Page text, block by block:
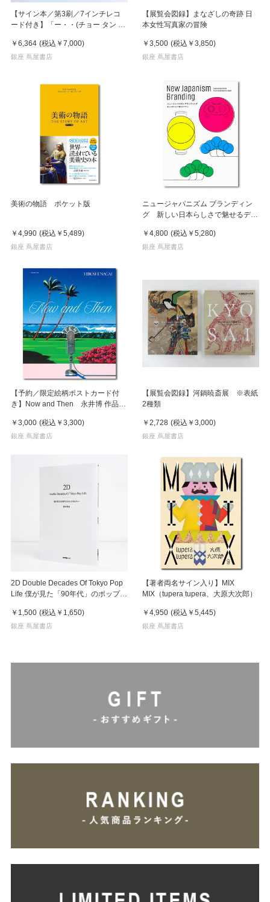
【サイン本／第3刷／7インチレコ
ード付き】「ー・・(チョー タン タ
￥6,364 (税込 ￥7,000)
銀座 蔦屋書店
【展覧会図録】まなざしの奇跡 日
本女性写真家の冒険
￥3,500 (税込 ￥3,850)
銀座 蔦屋書店
美術の物語 ポケット版
￥4,990 (税込 ￥5,489)
銀座 蔦屋書店
ニュージャパニズム ブランディン
グ 新しい日本らしさで魅せるデザ
￥4,800 (税込 ￥5,280)
銀座 蔦屋書店
【予約／限定絵柄ポストカード付
き】Now and Then 永井博 作品
￥3,000 (税込 ￥3,300)
銀座 蔦屋書店
【展覧会図録】河鍋暁斎展 ※表紙
2種類
￥2,728 (税込 ￥3,000)
銀座 蔦屋書店
2D Double Decades Of Tokyo Pop
Life 僕が見た「90年代」のポップカ
￥1,500 (税込 ￥1,650)
銀座 蔦屋書店
【著者両名サイン入り】MIX
MIX（tupera tupera、大原大次郎）
￥4,950 (税込 ￥5,445)
銀座 蔦屋書店